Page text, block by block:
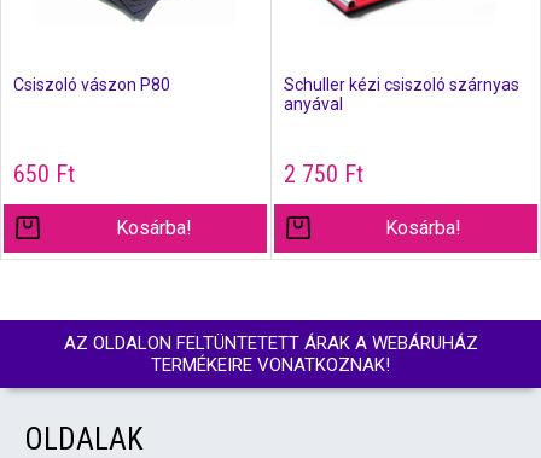
Csiszoló vászon P80
650 Ft
Kosárba!
Schuller kézi csiszoló szárnyas
anyával
2 750 Ft
Kosárba!
AZ OLDALON FELTÜNTETETT ÁRAK A WEBÁRUHÁZ
TERMÉKEIRE VONATKOZNAK!
OLDALAK